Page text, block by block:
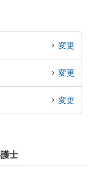
変更
変更
変更
士